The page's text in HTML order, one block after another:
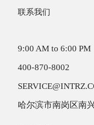
联系我们
9:00 AM to 6:00 PM
400-870-8002
哈尔滨市南岗区南